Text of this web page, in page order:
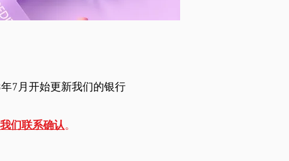
7月开始更新我们的银行
们联系确认。